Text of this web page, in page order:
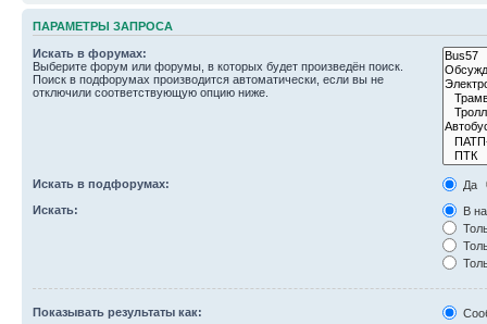
ПАРАМЕТРЫ ЗАПРОСА
Искать в форумах:
Выберите форум или форумы, в которых будет произведён поиск.
Поиск в подфорумах производится автоматически, если вы не
отключили соответствующую опцию ниже.
Искать в подфорумах:
Да
Искать:
В
Показывать результаты как: